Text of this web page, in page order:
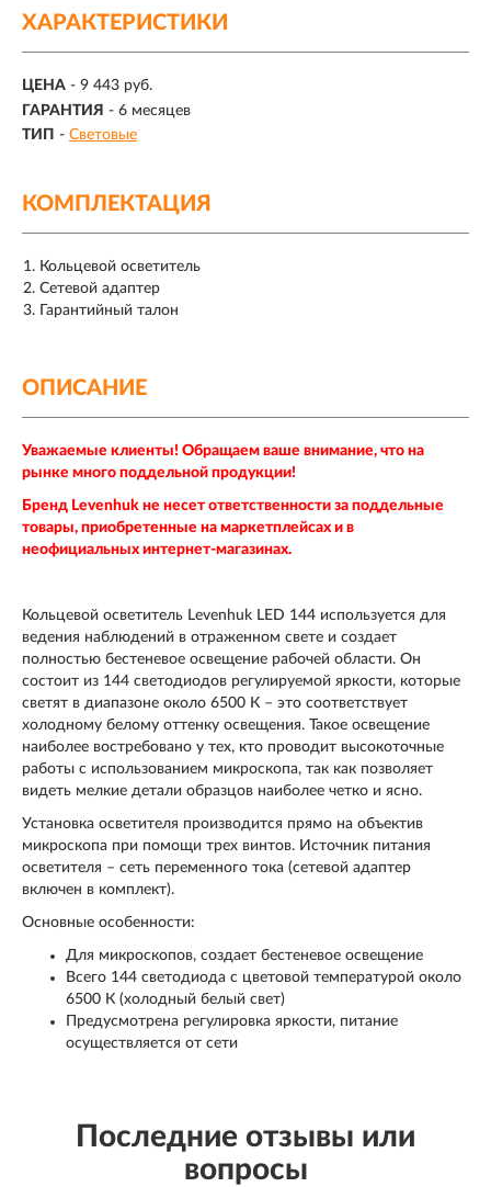
ХАРАКТЕРИСТИКИ
ЦЕНА - 9 443 руб.
ГАРАНТИЯ - 6 месяцев
ТИП - Световые
КОМПЛЕКТАЦИЯ
Кольцевой осветитель
Сетевой адаптер
Гарантийный талон
ОПИСАНИЕ
Уважаемые клиенты! Обращаем ваше внимание, что на
рынке много поддельной продукции!
Бренд Levenhuk не несет ответственности за поддельные
товары, приобретенные на маркетплейсах и в
неофициальных интернет-магазинах.
Кольцевой осветитель Levenhuk LED 144 используется для
ведения наблюдений в отраженном свете и создает
полностью бестеневое освещение рабочей области. Он
состоит из 144 светодиодов регулируемой яркости, которые
светят в диапазоне около 6500 К – это соответствует
холодному белому оттенку освещения. Такое освещение
наиболее востребовано у тех, кто проводит высокоточные
работы с использованием микроскопа, так как позволяет
видеть мелкие детали образцов наиболее четко и ясно.
Установка осветителя производится прямо на объектив
микроскопа при помощи трех винтов. Источник питания
осветителя – сеть переменного тока (сетевой адаптер
включен в комплект).
Основные особенности:
Для микроскопов, создает бестеневое освещение
Всего 144 светодиода с цветовой температурой около
6500 К (холодный белый свет)
Предусмотрена регулировка яркости, питание
осуществляется от сети
Последние отзывы или
вопросы